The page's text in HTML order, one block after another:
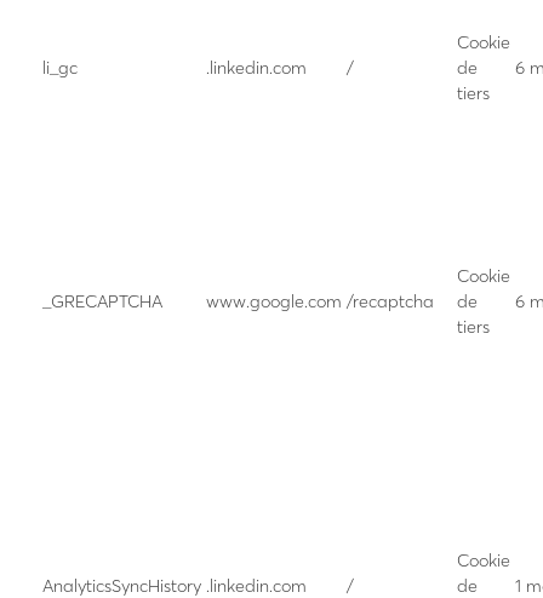
li_gc .linkedin.com /
Cookie
de
tiers
6
_GRECAPTCHA www.google.com /recaptcha
Cookie
de
tiers
6
AnalyticsSyncHistory .linkedin.com /
Cookie
de
1